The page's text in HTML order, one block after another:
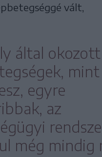
vált,
által okozott
mint
egyre
az
még mindig